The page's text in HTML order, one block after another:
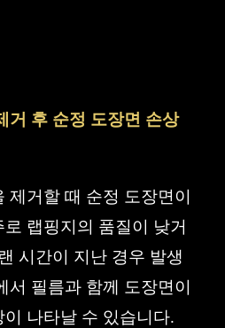
거 후 순정 도장면 손상
제거할 때 순정 도장면이
랩핑지의 품질이 낮거
시간이 지난 경우 발생
서 필름과 함께 도장면이
나타날 수 있습니다.